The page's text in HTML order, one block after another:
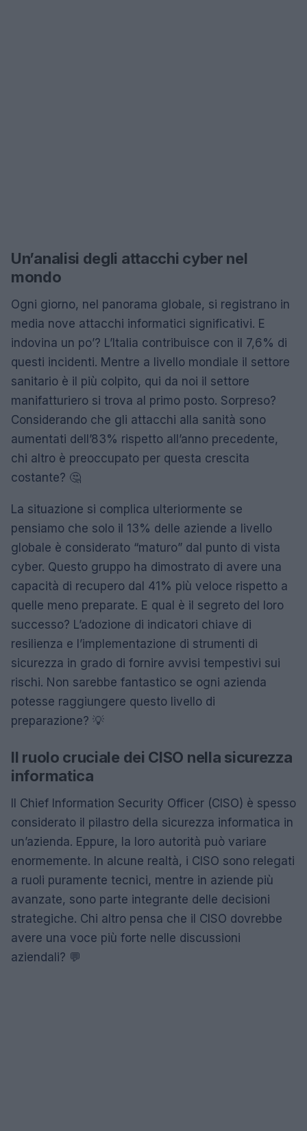
Un’analisi degli attacchi cyber nel
mondo
Ogni giorno, nel panorama globale, si registrano in
media nove attacchi informatici significativi. E
indovina un po’? L’Italia contribuisce con il 7,6% di
questi incidenti. Mentre a livello mondiale il settore
sanitario è il più colpito, qui da noi il settore
manifatturiero si trova al primo posto. Sorpreso?
Considerando che gli attacchi alla sanità sono
aumentati dell’83% rispetto all’anno precedente,
chi altro è preoccupato per questa crescita
costante? 🤔
La situazione si complica ulteriormente se
pensiamo che solo il 13% delle aziende a livello
globale è considerato “maturo” dal punto di vista
cyber. Questo gruppo ha dimostrato di avere una
capacità di recupero dal 41% più veloce rispetto a
quelle meno preparate. E qual è il segreto del loro
successo? L’adozione di indicatori chiave di
resilienza e l’implementazione di strumenti di
sicurezza in grado di fornire avvisi tempestivi sui
rischi. Non sarebbe fantastico se ogni azienda
potesse raggiungere questo livello di
preparazione? 💡
Il ruolo cruciale dei CISO nella sicurezza
informatica
Il Chief Information Security Officer (CISO) è spesso
considerato il pilastro della sicurezza informatica in
un’azienda. Eppure, la loro autorità può variare
enormemente. In alcune realtà, i CISO sono relegati
a ruoli puramente tecnici, mentre in aziende più
avanzate, sono parte integrante delle decisioni
strategiche. Chi altro pensa che il CISO dovrebbe
avere una voce più forte nelle discussioni
aziendali? 💬